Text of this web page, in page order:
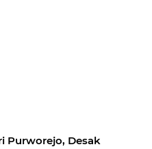
Purworejo, Desak